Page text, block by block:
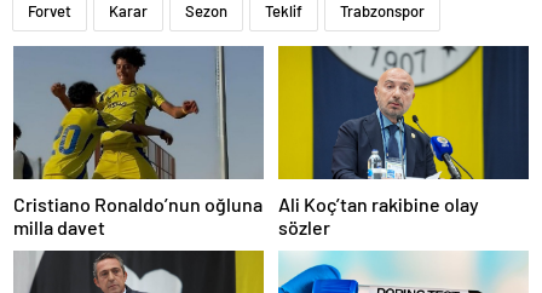
Forvet Karar Sezon Teklif Trabzonspor
Cristiano Ronaldo’nun oğluna
milla davet
Ali Koç’tan rakibine olay
sözler